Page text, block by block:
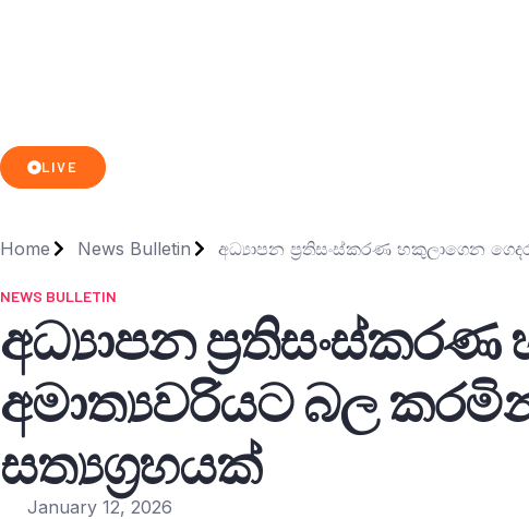
LIVE
Home News Bulletin අධ්‍යාපන ප්‍රතිසංස්කරණ හකුලාගෙන
NEWS BULLETIN
අධ්‍යාපන
අමාත්‍යවරියට බල
සත්‍යග්‍රහයක්
January 12, 2026